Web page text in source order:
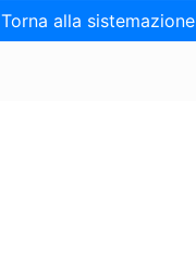
Torna alla sistemazione